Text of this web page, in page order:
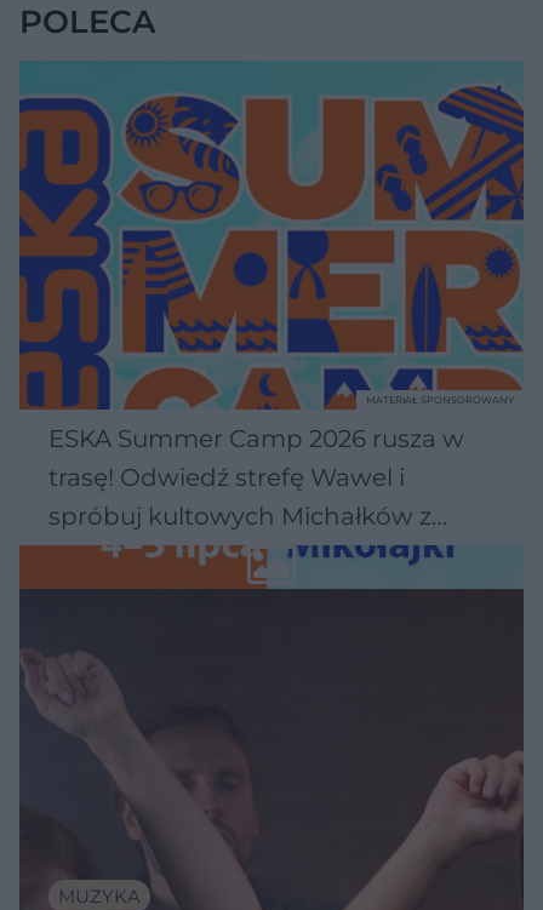
POLECA
ESKA Summer Camp 2026 rusza w
trasę! Odwiedź strefę Wawel i
spróbuj kultowych Michałków z
Wawelu
MATERIAŁ SPONSOROWANY
MUZYKA